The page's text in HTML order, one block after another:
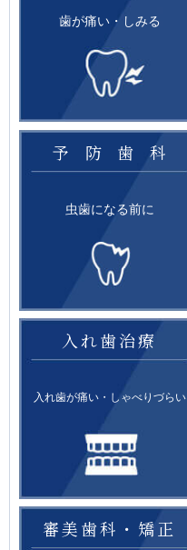
歯が痛い・しみる
予防歯科
虫歯になる前に
入れ歯治療
入れ歯が痛い・しゃべりづらい
審美歯科・矯正